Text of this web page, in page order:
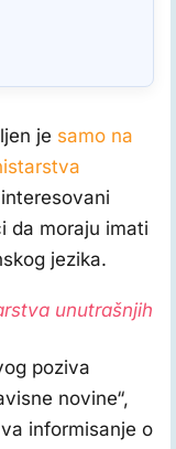
je samo na
da moraju imati
jezika.
unutrašnjih
poziva
novine“,
informisanje o